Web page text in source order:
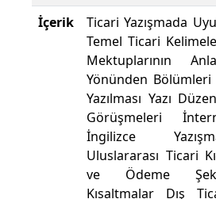
İçerik
Ticari Yazışmada
Temel Ticari
Mektuplarının
Yönünden Bölümleri
Yazılması Yazı
Görüşmeleri
İngilizce
Uluslararası Ticari
ve Ödeme
Kısaltmalar Dış